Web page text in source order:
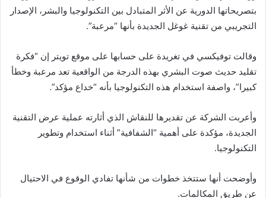
بتصريحاتها الدورية عن الأثر المتبادل بين التكنولوجيا والبشر، الإصدار
التجريبي من تقنية غوغل الجديدة بأنها “مرعبة”.
وقالت توفيكسي في تغريدة على حسابها على موقع تويتر إن “فكرة
تقليد حديث صوت البشري بهذه الدرجة من الواقعية تعد مرعبة وخطأ
كبيرا”، واصفة استخدام هذه التكنولوجيا بأنه “خداع مؤكد”.
وأعربت الشركة عن تقديرها للنقاش الذي أثارته عملية عرض التقنية
الجديدة، مؤكدة على أهمية “الشفافية” أثناء استخدام وتطوير
التكنولوجيا.
وأوضحت أنها ستتخذ خطوات من شأنها تفادي الوقوع في الاحتيال
عن طريق المكالمات.